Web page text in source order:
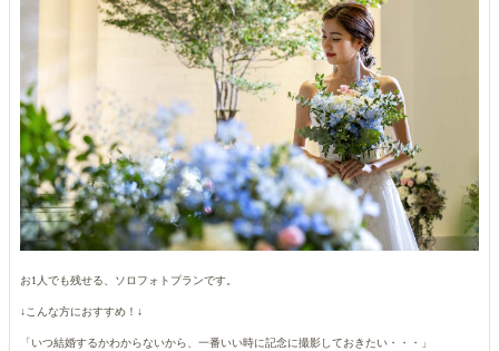
お1人でも残せる、ソロフォトプランです。
↓こんな方におすすめ！↓
「いつ結婚するかわからないから、一番いい時に記念に撮影しておきたい・・・」